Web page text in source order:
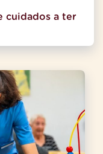
cuidados a ter